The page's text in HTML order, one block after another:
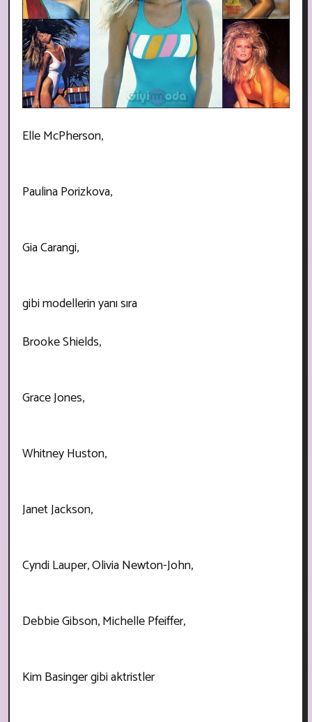
Elle McPherson,
Paulina Porizkova,
Gia Carangi,
gibi modellerin yanı sıra
Brooke Shields,
Grace Jones,
Whitney Huston,
Janet Jackson,
Cyndi Lauper, Olivia Newton-John,
Debbie Gibson, Michelle Pfeiffer,
Kim Basinger gibi aktristler